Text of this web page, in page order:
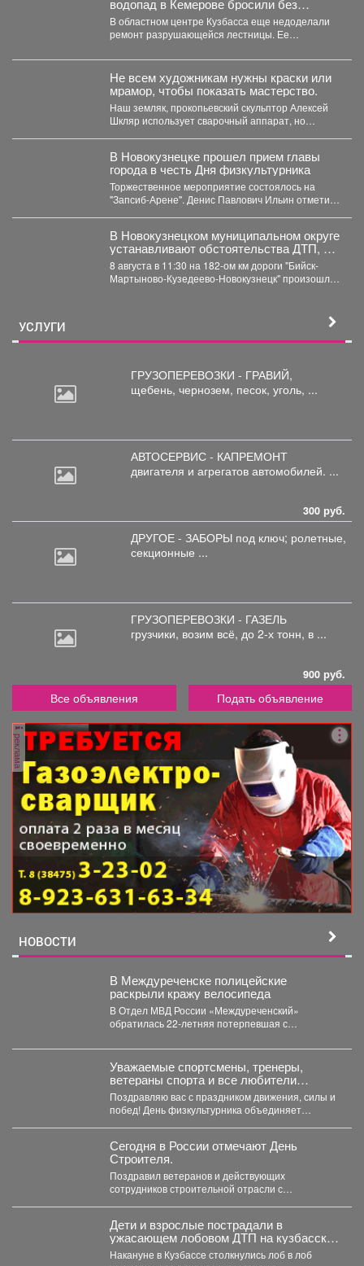
водопад в Кемерове бросили без
ремонта
В областном центре Кузбасса еще недоделали
ремонт разрушающейся лестницы. Ее
Не всем художникам нужны краски или
мрамор, чтобы показать мастерство.
Наш земляк, прокопьевский скульптор Алексей
Шкляр использует сварочный аппарат, но
В Новокузнецке прошел прием главы
города в честь Дня физкультурника
Торжественное мероприятие состоялось на
"Запсиб-Арене". Денис Павлович Ильин отметил
️В Новокузнецком муниципальном округе
устанавливают обстоятельства ДТП, в
котором травмированы пять человек
двое из которых дети
8 августа в 11:30 на 182-ом км дороги "Бийск-
Мартыново-Кузедеево-Новокузнецк" произошло
УСЛУГИ
ГРУЗОПЕРЕВОЗКИ - ГРАВИЙ,
щебень, чернозем, песок, уголь, ...
АВТОСЕРВИС - КАПРЕМОНТ
двигателя и агрегатов автомобилей. ...
300 руб.
ДРУГОЕ - ЗАБОРЫ под ключ; ролетные,
секционные ...
ГРУЗОПЕРЕВОЗКИ - ГАЗЕЛЬ
грузчики, возим всё, до 2-х тонн, в ...
900 руб.
Все объявления Подать объявление
реклама
НОВОСТИ
В Междуреченске полицейские
раскрыли кражу велосипеда
В Отдел МВД России «Междуреченский»
обратилась 22-летняя потерпевшая с
Уважаемые спортсмены, тренеры,
ветераны спорта и все любители
активного образа жизни!
Поздравляю вас с праздником движения, силы и
побед! День физкультурника объединяет
Сегодня в России отмечают День
Строителя.
Поздравил ветеранов и действующих
сотрудников строительной отрасли с
Дети и взрослые пострадали в
ужасающем лобовом ДТП на кузбасской
трассе
Накануне в Кузбассе столкнулись лоб в лоб